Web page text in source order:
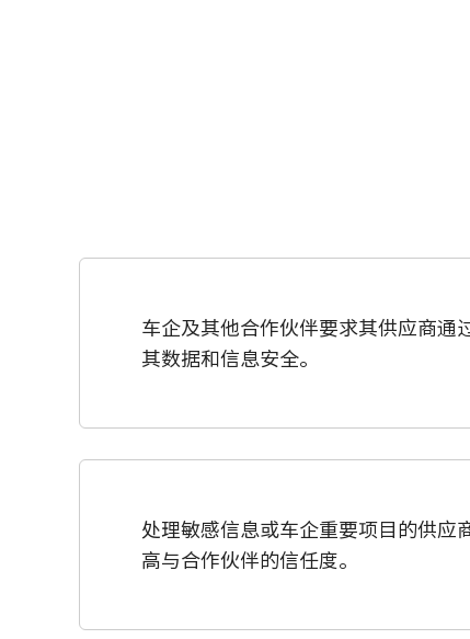
车企及其他合作伙伴要求其供应商通
其数据和信息安全。
处理敏感信息或车企重要项目的供应
高与合作伙伴的信任度。